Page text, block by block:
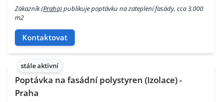
Zákazník(Praha)publikuje poptávku na zateplení fasády, cca 3.000
m2
Kontaktovat
stále aktivní
Poptávka na fasádní polystyren (Izolace) -
Praha